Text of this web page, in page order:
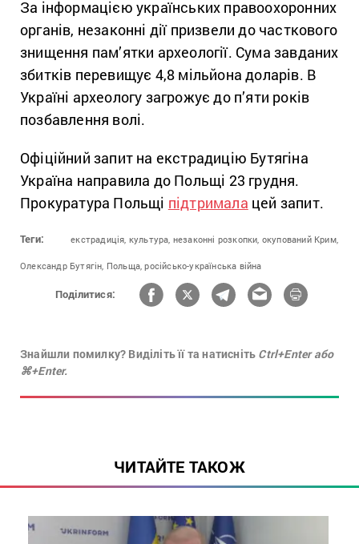
За інформацією українських правоохоронних
органів, незаконні дії призвели до часткового
знищення пам’ятки археології. Сума завданих
збитків перевищує 4,8 мільйона доларів. В
Україні археологу загрожує до п’яти років
позбавлення волі.
Офіційний запит на екстрадицію Бутягіна
Україна направила до Польщі 23 грудня.
Прокуратура Польщі підтримала цей запит.
Теги: екстрадиція, культура, незаконні розкопки, окупований Крим,
Олександр Бутягін, Польща, російсько-українська війна
Поділитися:
Знайшли помилку? Виділіть її та натисніть Ctrl+Enter або
⌘+Enter.
ЧИТАЙТЕ ТАКОЖ